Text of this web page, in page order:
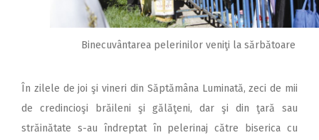
Binecuvântarea pelerinilor veniţi la sărbătoare
În zilele de joi şi vineri din Săptămâna Luminată, zeci de mii
de credincioşi brăileni şi gălăţeni, dar şi din ţară sau
străinătate s-au îndreptat în pelerinaj către biserica cu